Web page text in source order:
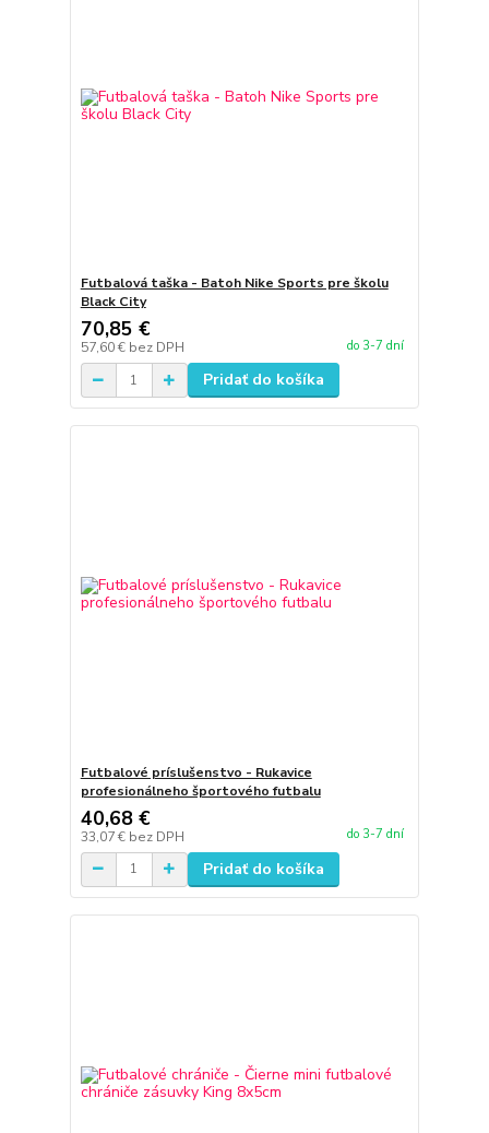
Futbalová taška - Batoh Nike Sports pre školu
Black City
70,85 €
57,60 € bez DPH do 3-7 dní
Pridať do košíka
Futbalové príslušenstvo - Rukavice
profesionálneho športového futbalu
40,68 €
33,07 € bez DPH do 3-7 dní
Pridať do košíka